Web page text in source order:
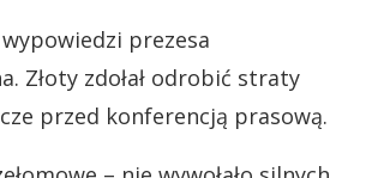
prezesa
Złoty zdołał odrobić straty
przed konferencją prasową.